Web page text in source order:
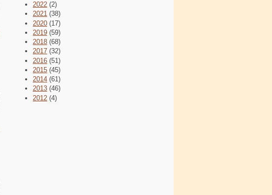
2022 (2)
2021 (38)
2020 (17)
2019 (59)
2018 (68)
2017 (32)
2016 (51)
2015 (45)
2014 (61)
2013 (46)
2012 (4)